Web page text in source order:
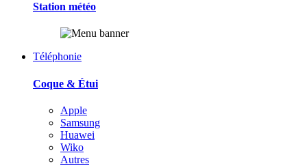
Station météo
Téléphonie
Coque & Étui
Apple
Samsung
Huawei
Wiko
Autres